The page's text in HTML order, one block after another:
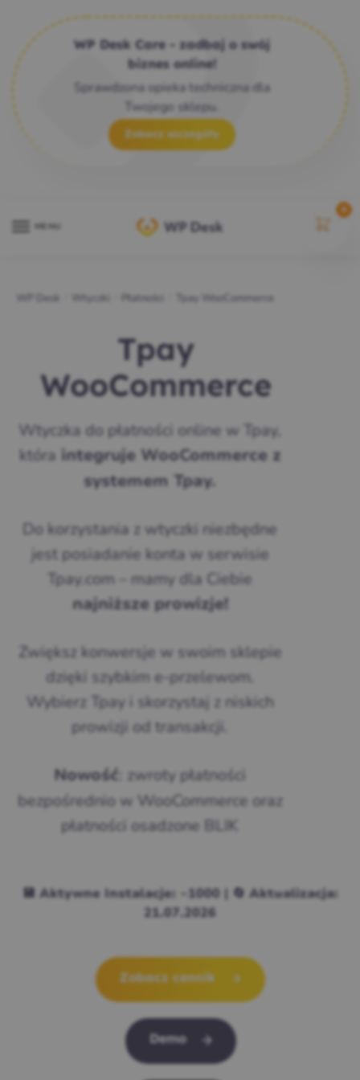
WP Desk Care - zadbaj o swój
biznes online!
Sprawdzona opieka techniczna dla
Twojego sklepu.
Zobacz szczegóły
WP Desk Wtyczki Płatności Tpay WooCommerce
Tpay
WooCommerce
Wtyczka do płatności online w Tpay,
która integruje WooCommerce z
systemem Tpay.
Do korzystania z wtyczki niezbędne
jest posiadanie konta w serwisie
Tpay.com – mamy dla Ciebie
najniższe prowizje!
Zwiększ konwersje w swoim sklepie
dzięki szybkim e-przelewom.
Wybierz Tpay i skorzystaj z niskich
prowizji od transakcji.
Nowość
: zwroty płatności
bezpośrednio w WooCommerce oraz
płatności osadzone BLIK
💾 Aktywne Instalacje: ~1000 | 🔄 Aktualizacja:
21.07.2026
Zobacz cennik
Demo